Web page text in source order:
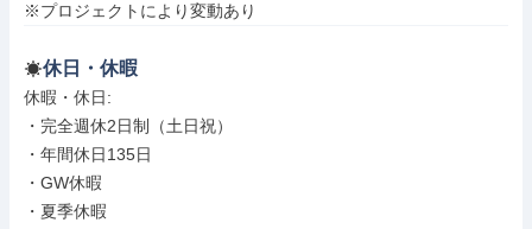
※プロジェクトにより変動あり
休日・休暇
休暇・休日:
・完全週休2日制（土日祝）
・年間休日135日
・GW休暇
・夏季休暇